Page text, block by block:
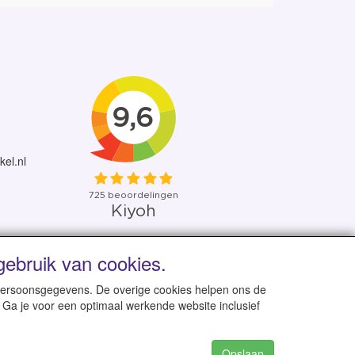
eigen voorraadvan cookies.
De overige cookies helpen ons de
je voor een optimaal werkende website inclusief